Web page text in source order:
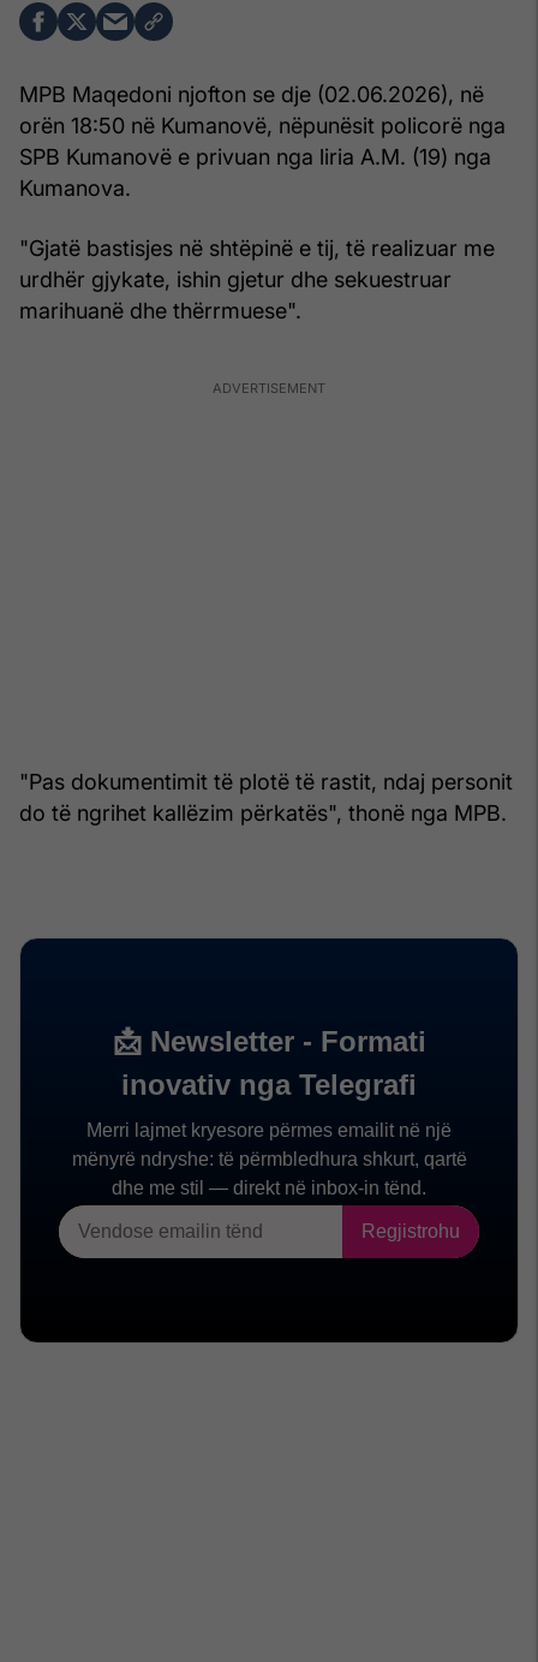
MPB Maqedoni njofton se dje (02.06.2026), në
orën 18:50 në Kumanovë, nëpunësit policorë nga
SPB Kumanovë e privuan nga liria A.M. (19) nga
Kumanova.
"Gjatë bastisjes në shtëpinë e tij, të realizuar me
urdhër gjykate, ishin gjetur dhe sekuestruar
marihuanë dhe thërrmuese".
"Pas dokumentimit të plotë të rastit, ndaj personit
do të ngrihet kallëzim përkatës", thonë nga MPB.